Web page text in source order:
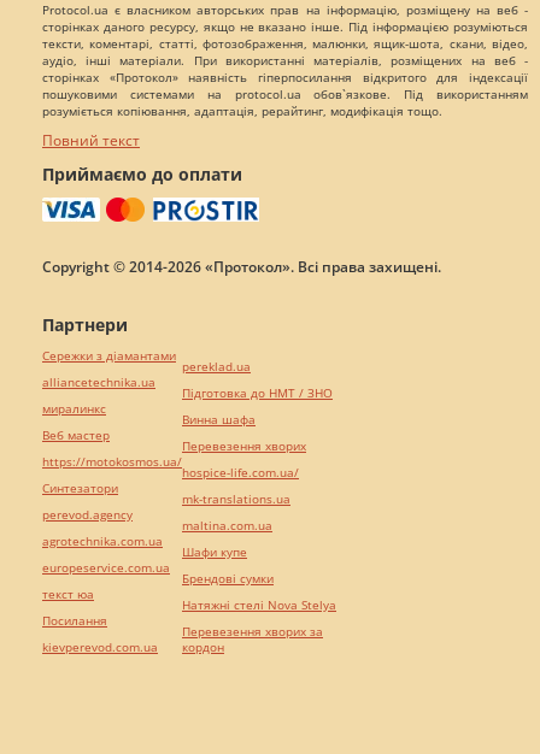
Protocol.ua є власником авторських прав на інформацію, розміщену на веб -
сторінках даного ресурсу, якщо не вказано інше. Під інформацією розуміються
тексти, коментарі, статті, фотозображення, малюнки, ящик-шота, скани, відео,
аудіо, інші матеріали. При використанні матеріалів, розміщених на веб -
сторінках «Протокол» наявність гіперпосилання відкритого для індексації
пошуковими системами на protocol.ua обов`язкове. Під використанням
розуміється копіювання, адаптація, рерайтинг, модифікація тощо.
Повний текст
Приймаємо до оплати
Copyright © 2014-2026 «Протокол». Всі права захищені.
Партнери
Сережки з діамантами
alliancetechnika.ua
миралинкс
Веб мастер
https://motokosmos.ua/
Синтезатори
perevod.agency
agrotechnika.com.ua
europeservice.com.ua
текст юа
Посилання
kievperevod.com.ua
pereklad.ua
Підготовка до НМТ / ЗНО
Винна шафа
Перевезення хворих
hospice-life.com.ua/
mk-translations.ua
maltina.com.ua
Шафи купе
Брендові сумки
Натяжні стелі Nova Stelya
Перевезення хворих за
кордон